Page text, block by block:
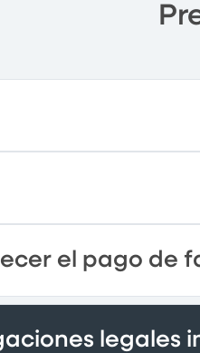
el pago de
legales